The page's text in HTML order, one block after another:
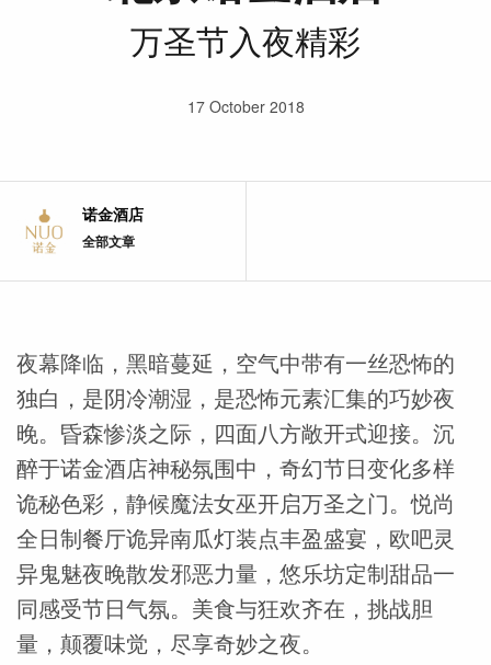
万圣节入夜精彩
17 October 2018
诺金酒店
全部文章
夜幕降临，黑暗蔓延，空气中带有一丝恐怖的
独白，是阴冷潮湿，是恐怖元素汇集的巧妙夜
晚。昏森惨淡之际，四面八方敞开式迎接。沉
醉于诺金酒店神秘氛围中，奇幻节日变化多样
诡秘色彩，静候魔法女巫开启万圣之门。悦尚
全日制餐厅诡异南瓜灯装点丰盈盛宴，欧吧灵
异鬼魅夜晚散发邪恶力量，悠乐坊定制甜品一
同感受节日气氛。美食与狂欢齐在，挑战胆
量，颠覆味觉，尽享奇妙之夜。